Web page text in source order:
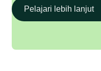
Pelajari lebih lanjut